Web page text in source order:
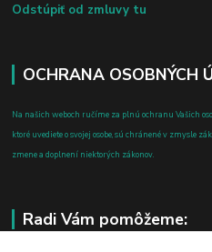
Odstúpiť od zmluvy tu
OCHRANA OSOBNÝCH
Na našich weboch ručíme za plnú ochranu Vašich
ktoré uvediete o svojej osobe, sú chránené v zmysle
zmene a doplnení niektorých zákonov.
Radi Vám pomôžeme: